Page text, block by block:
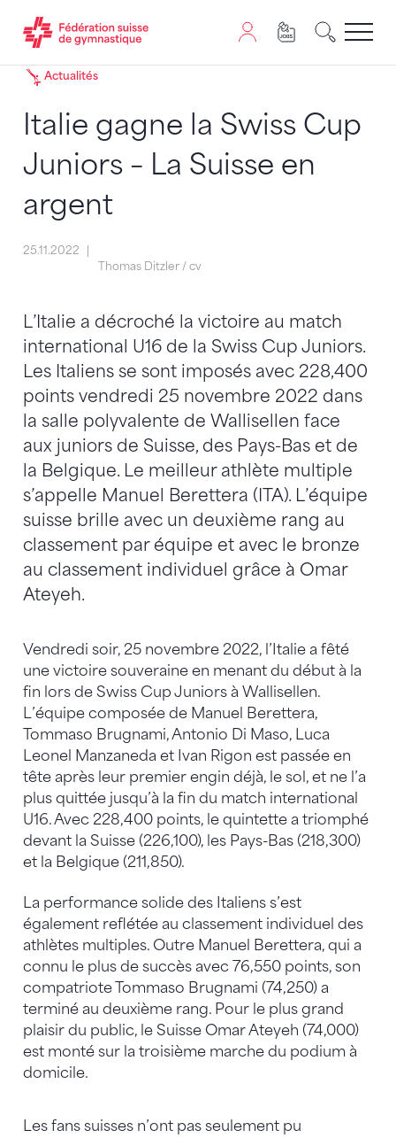
Passer au contenu
Naviguer vers le plan du siten
JavaScript est nécessaire pour naviguer sur ce site.
Actualités
Italie gagne la Swiss Cup
Juniors – La Suisse en
argent
25.11.2022
Thomas Ditzler / cv
L’Italie a décroché la victoire au match
international U16 de la Swiss Cup Juniors.
Les Italiens se sont imposés avec 228,400
points vendredi 25 novembre 2022 dans
la salle polyvalente de Wallisellen face
aux juniors de Suisse, des Pays-Bas et de
la Belgique. Le meilleur athlète multiple
s’appelle Manuel Berettera (ITA). L’équipe
suisse brille avec un deuxième rang au
classement par équipe et avec le bronze
au classement individuel grâce à Omar
Ateyeh.
Vendredi soir, 25 novembre 2022, l’Italie a fêté
une victoire souveraine en menant du début à la
fin lors de Swiss Cup Juniors à Wallisellen.
L’équipe composée de Manuel Berettera,
Tommaso Brugnami, Antonio Di Maso, Luca
Leonel Manzaneda et Ivan Rigon est passée en
tête après leur premier engin déjà, le sol, et ne l’a
plus quittée jusqu’à la fin du match international
U16. Avec 228,400 points, le quintette a triomphé
devant la Suisse (226,100), les Pays-Bas (218,300)
et la Belgique (211,850).
La performance solide des Italiens s’est
également reflétée au classement individuel des
athlètes multiples. Outre Manuel Berettera, qui a
connu le plus de succès avec 76,550 points, son
compatriote Tommaso Brugnami (74,250) a
terminé au deuxième rang. Pour le plus grand
plaisir du public, le Suisse Omar Ateyeh (74,000)
est monté sur la troisième marche du podium à
domicile.
Les fans suisses n’ont pas seulement pu